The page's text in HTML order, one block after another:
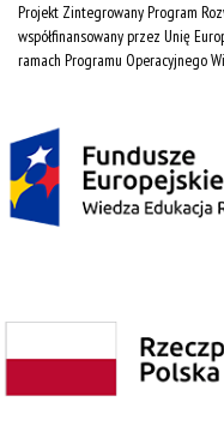
Projekt Zintegrowany Program
współfinansowany przez Unię
ramach Programu Operacyjnego